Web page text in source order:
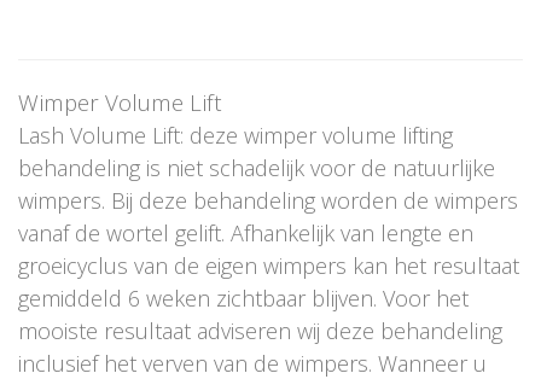
Wimper Volume Lift
Lash Volume Lift: deze wimper volume lifting
behandeling is niet schadelijk voor de natuurlijke
wimpers. Bij deze behandeling worden de wimpers
vanaf de wortel gelift. Afhankelijk van lengte en
groeicyclus van de eigen wimpers kan het resultaat
gemiddeld 6 weken zichtbaar blijven. Voor het
mooiste resultaat adviseren wij deze behandeling
inclusief het verven van de wimpers. Wanneer u